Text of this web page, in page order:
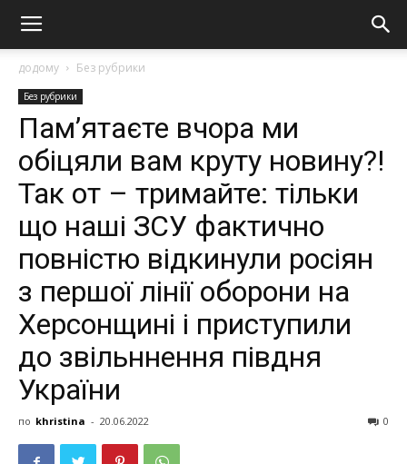
додому Без рубрики
Без рубрики
Пам’ятаєте вчора ми
обіцяли вам круту новину?!
Так от – тримайте: тільки
що наші ЗСУ фактично
повністю відкинули росіян
з першої лінії оборони на
Херсонщині і приступили
до звільннення півдня
України
по khristina - 20.06.2022 0